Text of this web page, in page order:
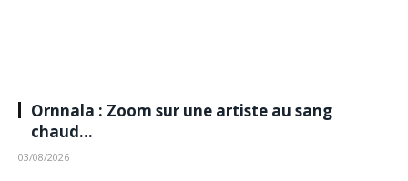
Ornnala : Zoom sur une artiste au sang
chaud…
03/08/2026